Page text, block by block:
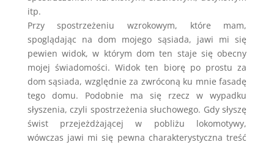
itp.
Przy spostrzeżeniu wzrokowym, które mam,
spoglądając na dom mojego sąsiada, jawi mi się
pewien widok, w którym dom ten staje się obecny
mojej świadomości. Widok ten biorę po prostu za
dom sąsiada, względnie za zwróconą ku mnie fasadę
tego domu. Podobnie ma się rzecz w wypadku
słyszenia, czyli spostrzeżenia słuchowego. Gdy słyszę
świst przejeżdżającej w pobliżu lokomotywy,
wówczas jawi mi się pewna charakterystyczna treść